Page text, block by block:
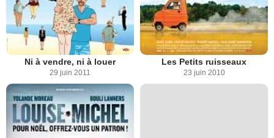
Ni à vendre, ni à louer
29 juin 2011
Les Petits ruisseaux
23 juin 2010